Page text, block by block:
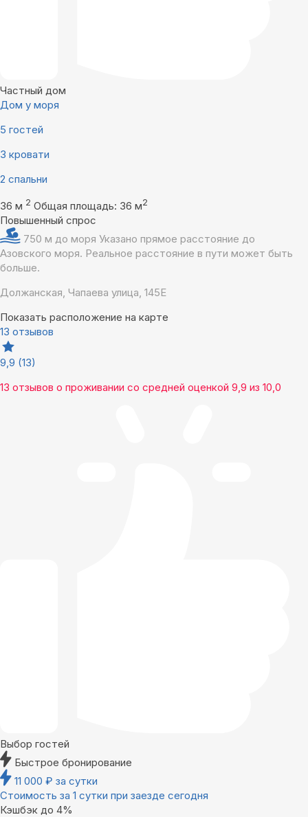
Частный дом
Дом у моря
5 гостей
3 кровати
2 спальни
36 м 2 Общая площадь: 36 м2
Повышенный спрос
750 м до моря Указано прямое расстояние до
Азовского моря. Реальное расстояние в пути может быть
больше.
Должанская, Чапаева улица, 145Е
Показать расположение на карте
13 отзывов
9,9 (13)
13 отзывов о проживании со средней оценкой 9,9 из 10,0
Выбор гостей
Быстрое бронирование
11 000 ₽ за сутки
Стоимость за 1 сутки при заезде сегодня
Кэшбэк до 4%